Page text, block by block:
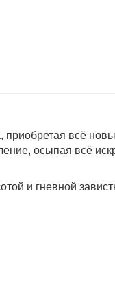
приобретая всё
осыпая всё
и гневной